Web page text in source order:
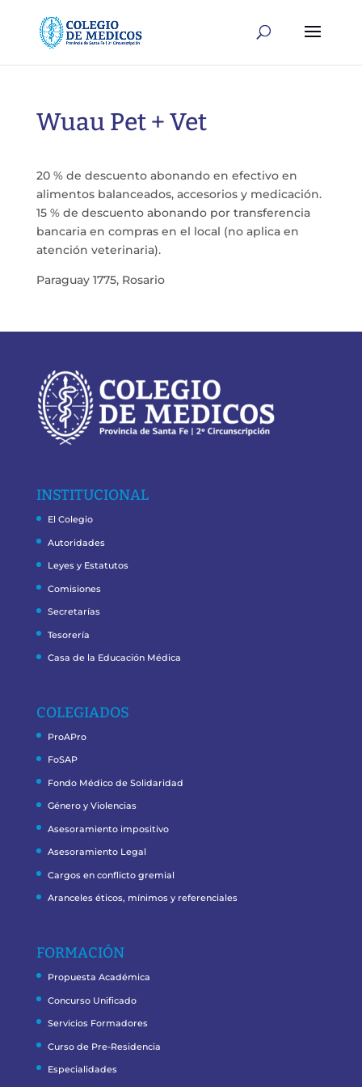
Wuau Pet + Vet
20 % de descuento abonando en efectivo en
alimentos balanceados, accesorios y medicación.
15 % de descuento abonando por transferencia
bancaria en compras en el local (no aplica en
atención veterinaria).
Paraguay 1775, Rosario
INSTITUCIONAL
El Colegio
Autoridades
Leyes y Estatutos
Comisiones
Secretarías
Tesorería
Casa de la Educación Médica
COLEGIADOS
ProAPro
FoSAP
Fondo Médico de Solidaridad
Género y Violencias
Asesoramiento impositivo
Asesoramiento Legal
Cargos en conflicto gremial
Aranceles éticos, mínimos y referenciales
FORMACIÓN
Propuesta Académica
Concurso Unificado
Servicios Formadores
Curso de Pre-Residencia
Especialidades